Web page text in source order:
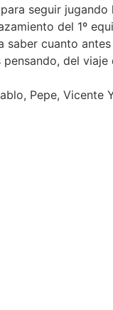
seguir
del 1º
cuanto
del
Pepe, Vicente